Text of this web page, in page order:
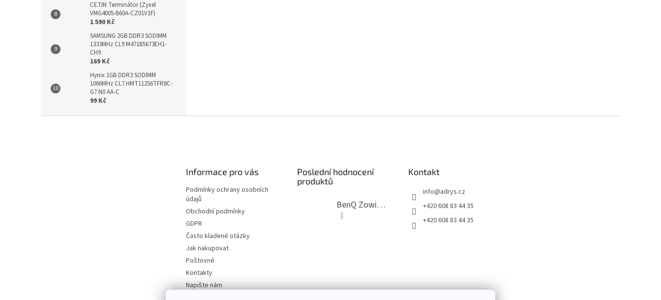
CETIN Terminátor (Zyxel
VMG4005-B60A-CZ01V1F)
1 590 Kč
SAMSUNG 2GB DDR3 SODIMM
1333MHz CL9 M471B5673EH1-
CH9
169 Kč
Hynix 1GB DDR3 SODIMM
1066MHz CL7 HMT112S6TFR8C-
G7 N0 AA-C
99 Kč
Informace pro vás
Podmínky ochrany osobních
údajů
Obchodní podmínky
GDPR
Často kladené otázky
Jak nakupovat
Poštovné
Kontakty
Napište nám
Poslední hodnocení
produktů
BenQ Zowie RL2755T černý
Hodnocení produktu je 5 z 5 hvězdiček.
|
Kontakt
info@adrys.cz
+420 608 83 44 35
+420 608 83 44 35